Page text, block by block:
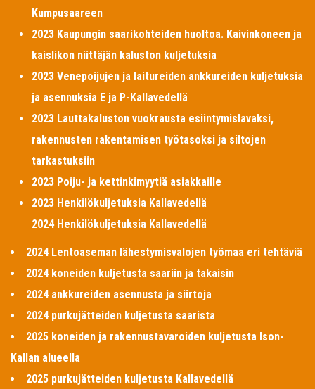
Kumpusaareen
2023 Kaupungin saarikohteiden huoltoa. Kaivinkoneen ja
kaislikon niittäjän kaluston kuljetuksia
2023 Venepoijujen ja laitureiden ankkureiden kuljetuksia
ja asennuksia E ja P-Kallavedellä
2023 Lauttakaluston vuokrausta esiintymislavaksi,
rakennusten rakentamisen työtasoksi ja siltojen
tarkastuksiin
2023 Poiju- ja kettinkimyytiä asiakkaille
2023 Henkilökuljetuksia Kallavedellä
2024 Henkilökuljetuksia Kallavedellä
2024 Lentoaseman lähestymisvalojen työmaa eri tehtäviä
2024 koneiden kuljetusta saariin ja takaisin
2024 ankkureiden asennusta ja siirtoja
2024 purkujätteiden kuljetusta saarista
2025 koneiden ja rakennustavaroiden kuljetusta Ison-
Kallan alueella
2025 purkujätteiden kuljetusta Kallavedellä